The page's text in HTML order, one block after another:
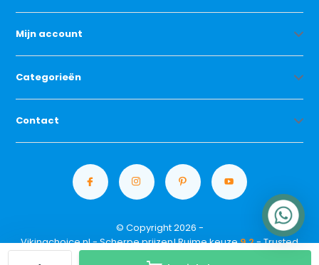
Mijn account
Categorieën
Contact
© Copyright 2026 -
Vikingchoice.nl - Scherpe prijzen! Ruime keuze9.2- Trusted